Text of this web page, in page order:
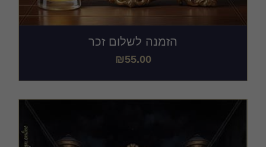
הזמנה לשלום זכר
₪55.00